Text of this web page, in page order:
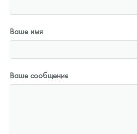
Ваше имя
Ваше сообщение